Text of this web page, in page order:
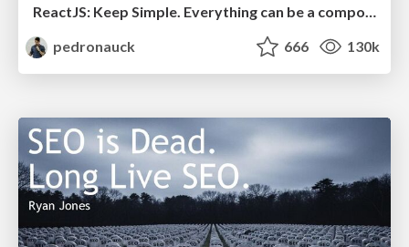
ReactJS: Keep Simple. Everything can be a component!
pedronauck
666 130k